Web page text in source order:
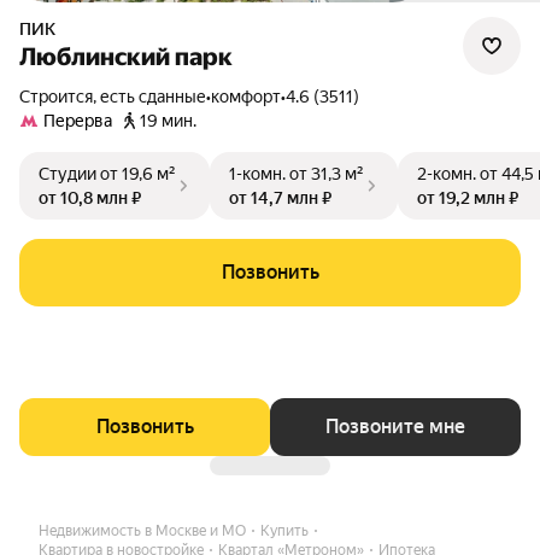
ПИК
Люблинский парк
Строится, есть сданные•комфорт•4.6 (3511)
Перерва
19 мин.
Студииот 19,6 м²
от 10,8 млн ₽
1-комн.от 31,3 м²
от 14,7 млн ₽
2-комн.от 44,5
от 19,2 млн ₽
Позвонить
Позвонить Позвоните мне
Недвижимость в Москве и МО
Купить
Квартира в новостройке
Квартал «Метроном» Ипотека